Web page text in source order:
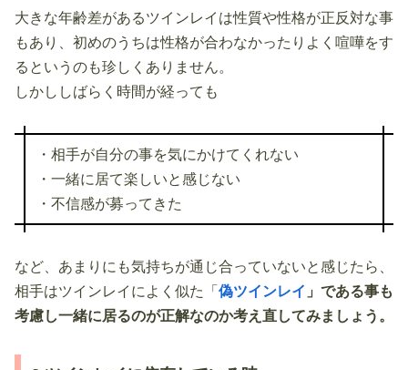
大きな年齢差があるツインレイは性質や性格が正反対な事
もあり、初めのうちは性格が合わなかったりよく喧嘩をす
るというのも珍しくありません。
しかししばらく時間が経っても
・相手が自分の事を気にかけてくれない
・一緒に居て楽しいと感じない
・不信感が募ってきた
など、あまりにも気持ちが通じ合っていないと感じたら、
相手はツインレイによく似た「 偽ツインレイ 」である事も
考慮し一緒に居るのが正解なのか考え直してみましょう。